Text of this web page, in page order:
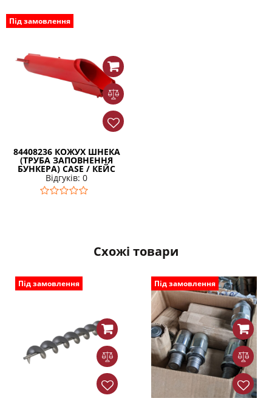
Під замовлення
84408236 КОЖУХ ШНЕКА
(ТРУБА ЗАПОВНЕННЯ
БУНКЕРА) CASE / КЕЙС
Відгуків: 0
Схожі товари
Під замовлення Під замовлення